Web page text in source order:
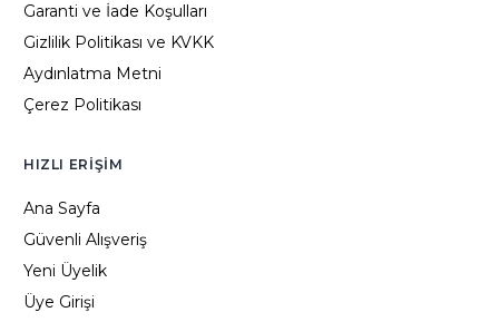
Garanti ve İade Koşulları
Gizlilik Politikası ve KVKK
Aydınlatma Metni
Çerez Politikası
HIZLI ERIŞIM
Ana Sayfa
Güvenli Alışveriş
Yeni Üyelik
Üye Girişi